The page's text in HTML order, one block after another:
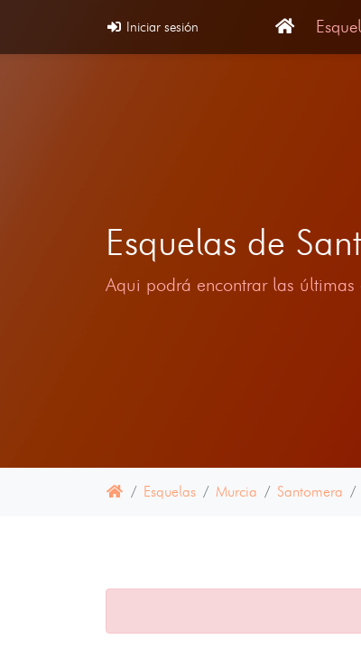
Iniciar sesión
Esquelas de
Aqui podrá encontrar las
Esquelas Murcia Santomera